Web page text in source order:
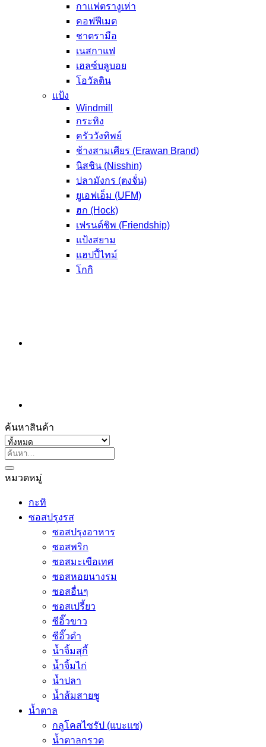
กาแฟตรางูเห่า
คอฟฟีเมต
ชาตรามือ
เนสกาแฟ
เฮลซ์บลูบอย
โอวัลติน
แป้ง
Windmill
กระทิง
ครัววังทิพย์
ช้างสามเศียร (Erawan Brand)
นิสชิน (Nisshin)
ปลามังกร (ตงจั่น)
ยูเอฟเอ็ม (UFM)
ฮก (Hock)
เฟรนด์ชิพ (Friendship)
แป้งสยาม
แฮปปี้ไทม์
โกกิ
ค้นหาสินค้า
ค้นหา:
หมวดหมู่
กะทิ
ซอสปรุงรส
ซอสปรุงอาหาร
ซอสพริก
ซอสมะเขือเทศ
ซอสหอยนางรม
ซอสอื่นๆ
ซอสเปรี้ยว
ซีอิ๊วขาว
ซีอิ๊วดำ
น้ำจิ้มสุกี้
น้ำจิ้มไก่
น้ำปลา
น้ำส้มสายชู
น้ำตาล
กลูโคสไซรัป (แบะแซ)
น้ำตาลกรวด